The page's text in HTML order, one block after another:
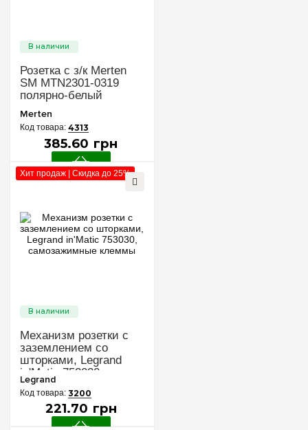
Розетка с з/к Merten
SM MTN2301-0319
полярно-белый
Merten
4313
385.60 грн
Хит продаж | Скидка до 25%
Механизм розетки с
заземлением со
шторками, Legrand
in'Matic 753030,
самозажимные
клеммы
Legrand
3200
221.70 грн